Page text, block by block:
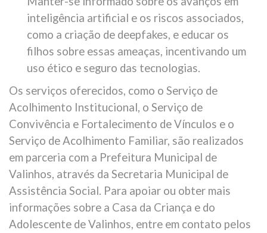
inteligência artificial e os riscos associados,
como a criação de deepfakes, e educar os
filhos sobre essas ameaças, incentivando um
uso ético e seguro das tecnologias.
Os serviços oferecidos, como o Serviço de
Acolhimento Institucional, o Serviço de
Convivência e Fortalecimento de Vínculos e o
Serviço de Acolhimento Familiar, são realizados
em parceria com a Prefeitura Municipal de
Valinhos, através da Secretaria Municipal de
Assistência Social. Para apoiar ou obter mais
informações sobre a Casa da Criança e do
Adolescente de Valinhos, entre em contato pelos